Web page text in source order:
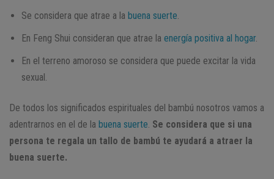
Se considera que atrae a la buena suerte.
En Feng Shui consideran que atrae la energía positiva al hogar.
En el terreno amoroso se considera que puede excitar la vida
sexual.
De todos los significados espirituales del bambú nosotros vamos a
adentrarnos en el de la buena suerte. Se considera que si una
persona te regala un tallo de bambú te ayudará a atraer la
buena suerte.